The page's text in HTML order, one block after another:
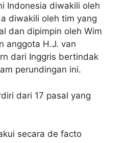
Indonesia diwakili oleh
diwakili oleh tim yang
dan dipimpin oleh Wim
anggota H.J. van
dari Inggris bertindak
perundingan ini.
dari 17 pasal yang
secara de facto